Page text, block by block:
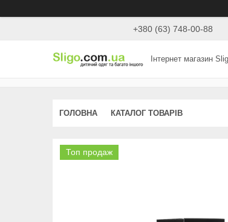
+380 (63) 748-00-88
Інтернет магазин
ГОЛОВНА КАТАЛОГ ТОВАРІВ
Топ продаж